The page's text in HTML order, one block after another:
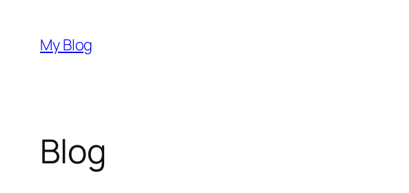
contenido
My Blog
Blog